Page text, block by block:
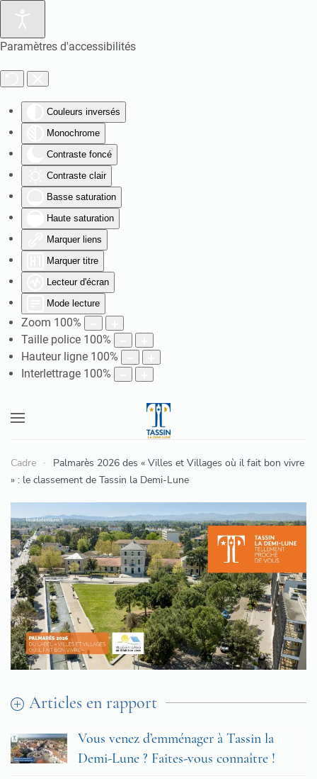
Paramètres d'accessibilités
Couleurs inversés
Monochrome
Contraste foncé
Contraste clair
Basse saturation
Haute saturation
Marquer liens
Marquer titre
Lecteur d'écran
Mode lecture
Zoom 100%
Taille police 100%
Hauteur ligne 100%
Interlettrage 100%
Cadre
Palmarès 2026 des « Villes et Villages où il fait bon vivre
» : le classement de Tassin la Demi-Lune
Articles en rapport
Vous venez d’emménager à Tassin la
Demi-Lune ? Faites-vous connaître !